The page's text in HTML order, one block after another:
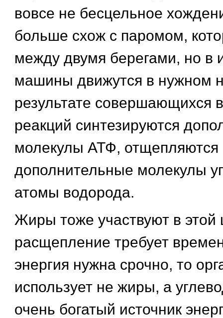
вовсе не бесцельное
больше схож с паромом,
между двумя берегами, но в
машины движутся в нужном
результате совершающихся
реакций синтезируются
молекулы АТФ, отщепляются
дополнительные молекулы
атомы водорода.
Жиры тоже участвуют в этой
расщепление требует
энергия нужна срочно, то
использует не жиры, а
очень богатый источник